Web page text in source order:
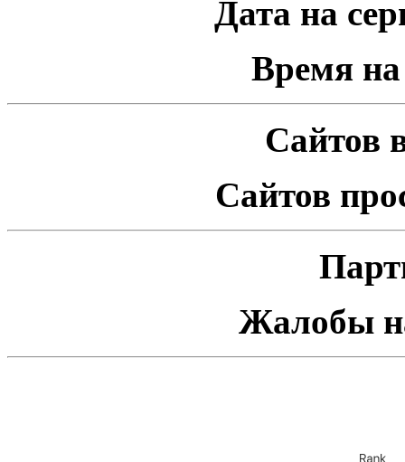
Дата на
Время на
Сайтов
Сайтов
Жалобы